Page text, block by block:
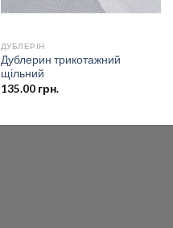
ДУБЛЕРІН
Дублерин трикотажний
щільний
135.00грн.